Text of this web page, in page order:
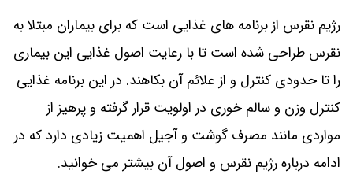
رژیم نقرس از برنامه های غذایی است که برای بیماران مبتلا به
نقرس طراحی شده است تا با رعایت اصول غذایی این بیماری
را تا حدودی کنترل و از علائم آن بکاهند. در این برنامه غذایی
کنترل وزن و سالم خوری در اولویت قرار گرفته و پرهیز از
مواردی مانند مصرف گوشت و آجیل اهمیت زیادی دارد که در
ادامه درباره رژیم نقرس و اصول آن بیشتر می خوانید.